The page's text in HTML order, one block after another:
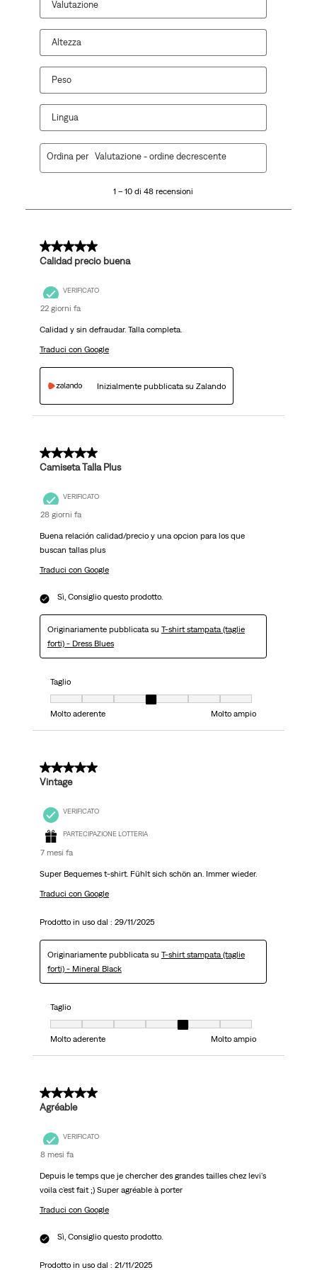
Valutazione
Altezza
Peso
Lingua
48
1 – 10 di 48 recensioni
Ordina per Valutazione - ordine decrescente
5 su 5 stelle.
Calidad precio buena
VERIFICATO
22 giorni fa
Calidad y sin defraudar. Talla completa.
Traduci con Google
Inizialmente pubblicata su Zalando
5 su 5 stelle.
Camiseta Talla Plus
VERIFICATO
28 giorni fa
Buena relación calidad/precio y una opcion para los que
buscan tallas plus
Traduci con Google
Sì, Consiglio questo prodotto.
Originariamente pubblicata su T-shirt stampata (taglie
forti) - Dress Blues
Taglio
Taglio, 4 su 7, dove 1 è uguale a Molto aderente e 7 è uguale a Molto
Molto aderente
Molto ampio
5 su 5 stelle.
Vintage
VERIFICATO
PARTECIPAZIONE LOTTERIA
7 mesi fa
Super Bequemes t-shirt. Fühlt sich schön an. Immer wieder.
Traduci con Google
Prodotto in uso dal : 29/11/2025
Originariamente pubblicata su T-shirt stampata (taglie
forti) - Mineral Black
Taglio
Taglio, 5 su 7, dove 1 è uguale a Molto aderente e 7 è uguale a Molto
Molto aderente
Molto ampio
5 su 5 stelle.
Agréable
VERIFICATO
8 mesi fa
Depuis le temps que je chercher des grandes tailles chez levi's
voila c'est fait ;) Super agréable à porter
Traduci con Google
Sì, Consiglio questo prodotto.
Prodotto in uso dal : 21/11/2025